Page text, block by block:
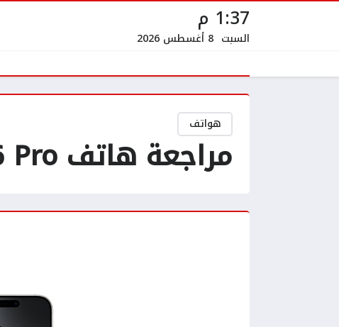
1:37 م
السبت 8 أغسطس 2026
هواتف
مراجعة هاتف iPhone 16 Pro مميزات تدفعك لشراء الهاتف